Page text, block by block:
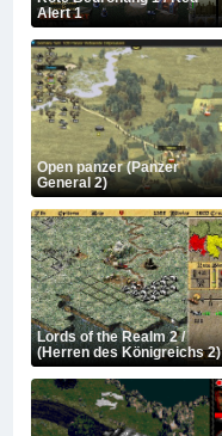
Alert 1
Open panzer (Panzer
General 2)
Lords of the Realm 2 /
(Herren des Königreichs 2)